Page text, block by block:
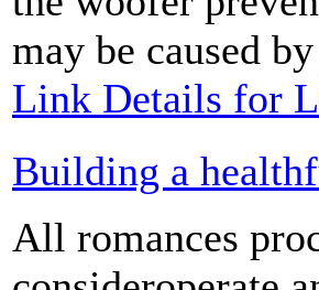
may be caused
Link Details for
Building a
All romances